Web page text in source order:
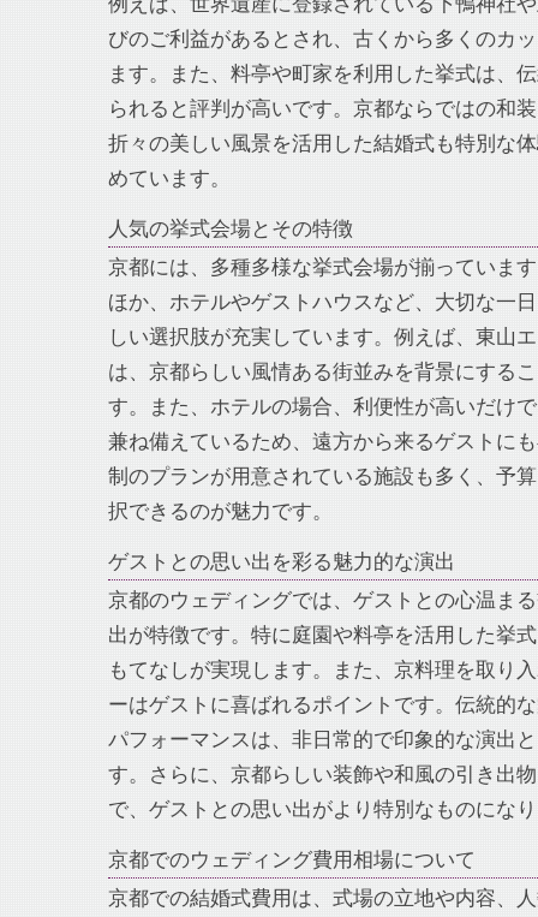
びのご利益があるとされ、古くから多くのカ
ます。また、料亭や町家を利用した挙式は、
られると評判が高いです。京都ならではの和
折々の美しい風景を活用した結婚式も特別な
めています。
人気の挙式会場とその特徴
京都には、多種多様な挙式会場が揃っていま
ほか、ホテルやゲストハウスなど、大切な一
しい選択肢が充実しています。例えば、東山
は、京都らしい風情ある街並みを背景にする
す。また、ホテルの場合、利便性が高いだけ
兼ね備えているため、遠方から来るゲストに
制のプランが用意されている施設も多く、予
択できるのが魅力です。
ゲストとの思い出を彩る魅力的な演出
京都のウェディングでは、ゲストとの心温ま
出が特徴です。特に庭園や料亭を活用した挙
もてなしが実現します。また、京料理を取り
ーはゲストに喜ばれるポイントです。伝統的
パフォーマンスは、非日常的で印象的な演出
す。さらに、京都らしい装飾や和風の引き出
で、ゲストとの思い出がより特別なものにな
京都でのウェディング費用相場について
京都での結婚式費用は、式場の立地や内容、